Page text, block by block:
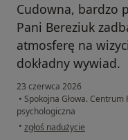
Cudowna, bardzo
Pani Bereziuk
atmosferę na
dokładny wywiad.
23 czerwca 2026
• Spokojna Głowa.
psychologiczna
• w opinii użytkownika Ewa G.
zgłoś nadużycie